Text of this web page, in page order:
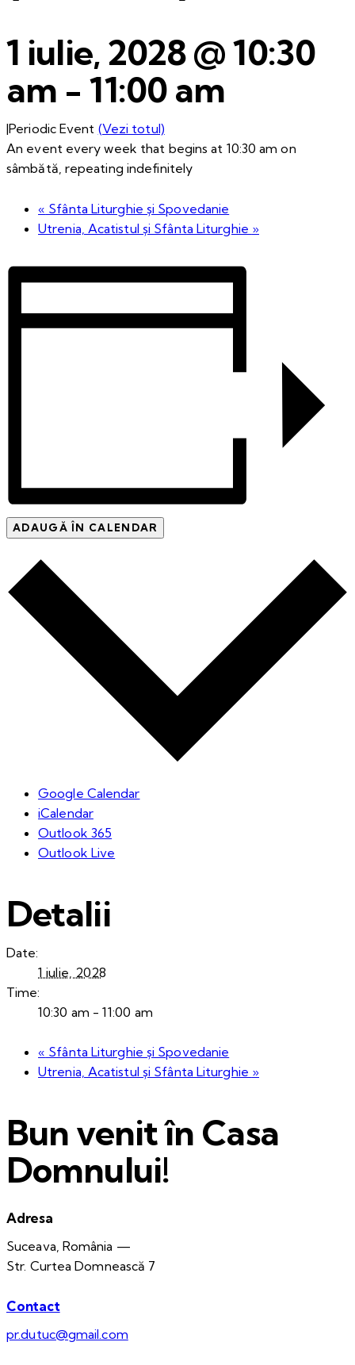
1 iulie, 2028 @ 10:30
am - 11:00 am
|Periodic Event (Vezi totul)
An event every week that begins at 10:30 am on
sâmbătă, repeating indefinitely
« Sfânta Liturghie și Spovedanie
Utrenia, Acatistul și Sfânta Liturghie »
ADAUGĂ ÎN CALENDAR
Google Calendar
iCalendar
Outlook 365
Outlook Live
Detalii
Date:
1 iulie, 2028
Time:
10:30 am - 11:00 am
« Sfânta Liturghie și Spovedanie
Utrenia, Acatistul și Sfânta Liturghie »
Bun venit în Casa
Domnului!
Adresa
Suceava, România —
Str. Curtea Domnească 7
Contact
pr.dutuc@gmail.com